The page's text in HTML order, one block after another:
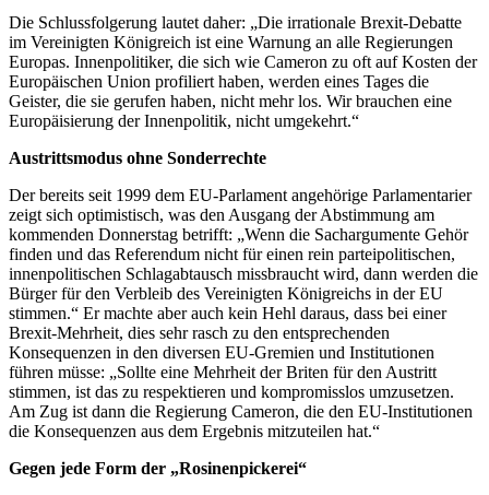
Die Schlussfolgerung lautet daher: „Die irrationale Brexit-Debatte
im Vereinigten Königreich ist eine Warnung an alle Regierungen
Europas. Innenpolitiker, die sich wie Cameron zu oft auf Kosten der
Europäischen Union profiliert haben, werden eines Tages die
Geister, die sie gerufen haben, nicht mehr los. Wir brauchen eine
Europäisierung der Innenpolitik, nicht umgekehrt.“
Austrittsmodus ohne Sonderrechte
Der bereits seit 1999 dem EU-Parlament angehörige Parlamentarier
zeigt sich optimistisch, was den Ausgang der Abstimmung am
kommenden Donnerstag betrifft: „Wenn die Sachargumente Gehör
finden und das Referendum nicht für einen rein parteipolitischen,
innenpolitischen Schlagabtausch missbraucht wird, dann werden die
Bürger für den Verbleib des Vereinigten Königreichs in der EU
stimmen.“ Er machte aber auch kein Hehl daraus, dass bei einer
Brexit-Mehrheit, dies sehr rasch zu den entsprechenden
Konsequenzen in den diversen EU-Gremien und Institutionen
führen müsse: „Sollte eine Mehrheit der Briten für den Austritt
stimmen, ist das zu respektieren und kompromisslos umzusetzen.
Am Zug ist dann die Regierung Cameron, die den EU-Institutionen
die Konsequenzen aus dem Ergebnis mitzuteilen hat.“
Gegen jede Form der „Rosinenpickerei“